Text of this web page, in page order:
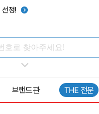
선정!
브랜드관 THE 전문